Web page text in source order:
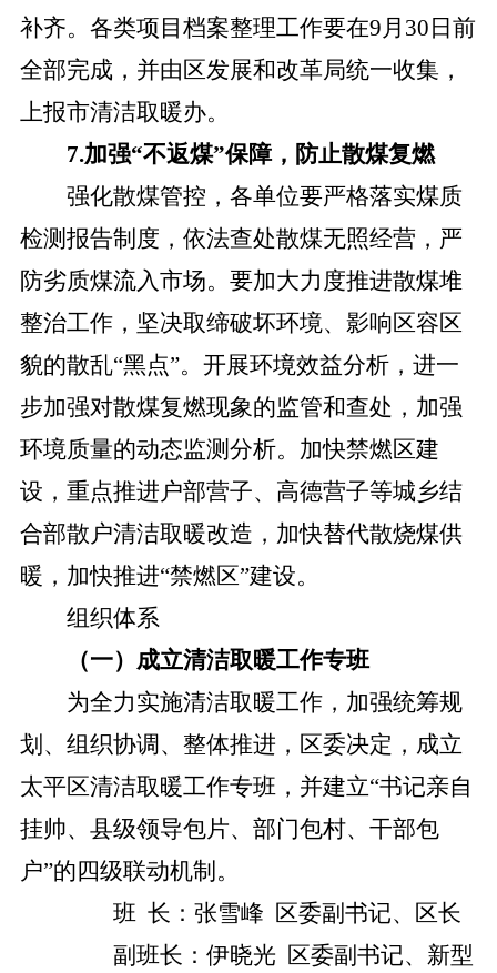
补齐。各类项目档案整理工作要在9月30日前
全部完成，并由区发展和改革局统一收集，
上报市清洁取暖办。
7.加强“不返煤”保障，防止散煤复燃
强化散煤管控 ，各单位要严格落实煤质
检测报告制度，依法查处散煤无照经营，严
防劣质煤流入市场。要加大力度推进散煤堆
整治工作， 坚决取缔破坏环境、影响区容区
貌的散乱“黑点”。开展环境效益分析， 进一
步加强对散煤复燃现象的监管和查处，加强
环境质量的动态监测分析。加快禁燃区建
设 ， 重点推进户部营子、高德营子等城乡结
合部散户清洁取暖改造，加快替代散烧煤供
暖，加快推进“禁燃区”建设。
组织体系
（一）成立清洁取暖工作专班
为全力实施清洁取暖工作，加强统筹规
划、组织协调、整体推进，区委决定，成立
太平区清洁取暖工作专班，并建立“书记亲自
挂帅、县级领导包片、部门包村、干部包
户”的四级联动机制。
班 长：张雪峰 区委副书记、区长
副班长：伊晓光 区委副书记、新型